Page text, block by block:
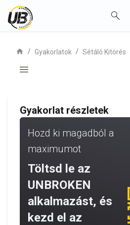
search
home / Gyakorlatok / Sétáló Kitörés
menu
Gyakorlat részletek
Hozd ki magadból a
maximumot
Töltsd le az
UNBROKEN
alkalmazást, és
kezd el az